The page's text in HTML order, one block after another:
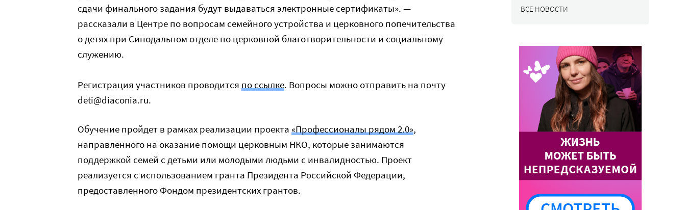
сдачи финального задания будут выдаваться электронные сертификаты». —
рассказали в Центре по вопросам семейного устройства и церковного попечительства
о детях при Синодальном отделе по церковной благотворительности и социальному
служению.
Регистрация участников проводится по ссылке. Вопросы можно отправить на почту
deti@diaconia.ru.
Обучение пройдет в рамках реализации проекта «Профессионалы рядом 2.0»,
направленного на оказание помощи церковным НКО, которые занимаются
поддержкой семей с детьми или молодыми людьми с инвалидностью. Проект
реализуется с использованием гранта Президента Российской Федерации,
предоставленного Фондом президентских грантов.
ВСЕ НОВОСТИ